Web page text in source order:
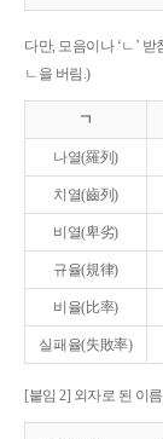
다만, 모음이나 ‘ㄴ’ 받
ㄴ을 버림.)
ㄱ
나열(羅列)
치열(齒列)
비열(卑劣)
규율(規律)
비율(比率)
실패율(失敗率)
[붙임 2] 외자로 된 이